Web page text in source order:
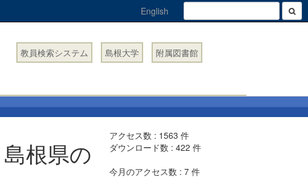
English
教員検索システム 島根大学 附属図書館
根県の
アクセス数 : 1563 件
ダウンロード数 :422 件
今月のアクセス数 :7 件